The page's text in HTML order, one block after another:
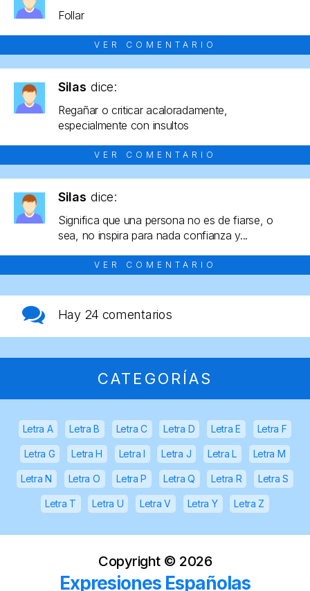
Follar
VER COMENTARIO
Silas dice:
Regañar o criticar acaloradamente,
especialmente con insultos
VER COMENTARIO
Silas dice:
Significa que una persona no es de fiarse, o
sea, no inspira para nada confianza y...
VER COMENTARIO
Hay 24 comentarios
CATEGORÍAS
Letra A Letra B Letra C Letra D Letra E Letra F
Letra G Letra H Letra I Letra J Letra L Letra M
Letra N Letra O Letra P Letra Q Letra R Letra S
Letra T Letra U Letra V Letra Y Letra Z
Copyright © 2026
Expresiones Españolas